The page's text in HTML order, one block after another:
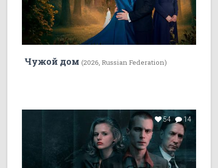
Чужой дом (2026, Russian Federation)
54 14